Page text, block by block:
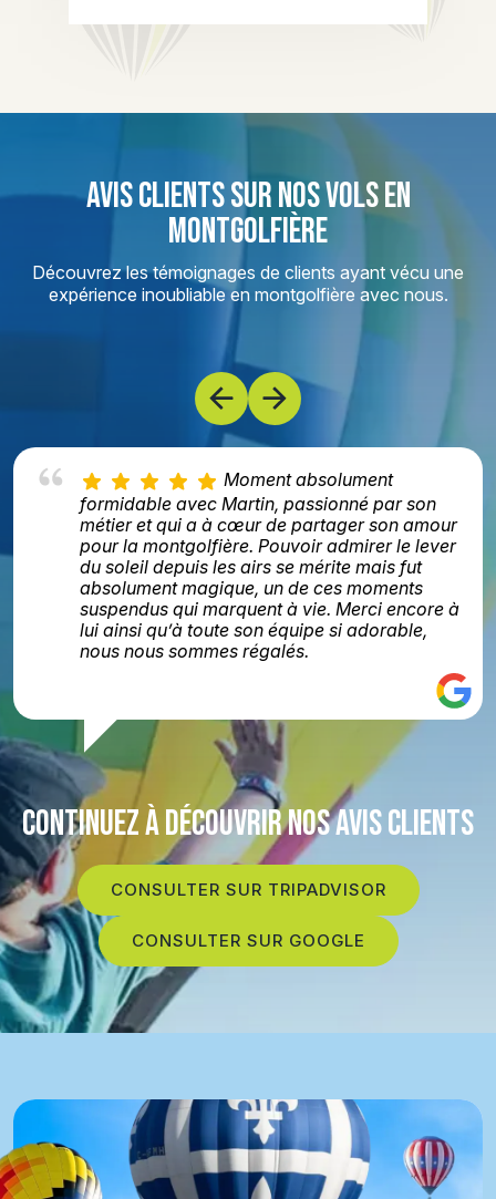
AVIS CLIENTS SUR NOS VOLS EN
MONTGOLFIÈRE
Découvrez les témoignages de clients ayant vécu une
expérience inoubliable en montgolfière avec nous.
Moment absolument
formidable avec Martin, passionné par son
métier et qui a à cœur de partager son amour
pour la montgolfière. Pouvoir admirer le lever
du soleil depuis les airs se mérite mais fut
absolument magique, un de ces moments
suspendus qui marquent à vie. Merci encore à
lui ainsi qu’à toute son équipe si adorable,
nous nous sommes régalés.
CONTINUEZ À DÉCOUVRIR NOS AVIS CLIENTS
CONSULTER SUR TRIPADVISOR
CONSULTER SUR GOOGLE